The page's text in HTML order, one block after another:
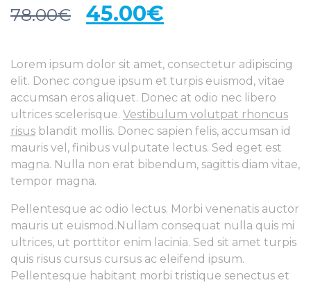
78.00€ 45.00€
Lorem ipsum dolor sit amet, consectetur adipiscing
elit. Donec congue ipsum et turpis euismod, vitae
accumsan eros aliquet. Donec at odio nec libero
ultrices scelerisque. Vestibulum volutpat rhoncus
risus blandit mollis. Donec sapien felis, accumsan id
mauris vel, finibus vulputate lectus. Sed eget est
magna. Nulla non erat bibendum, sagittis diam vitae,
tempor magna.
Pellentesque ac odio lectus. Morbi venenatis auctor
mauris ut euismod.Nullam consequat nulla quis mi
ultrices, ut porttitor enim lacinia. Sed sit amet turpis
quis risus cursus cursus ac eleifend ipsum.
Pellentesque habitant morbi tristique senectus et